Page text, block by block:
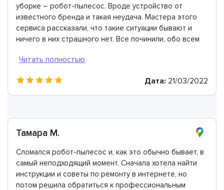
уборке – робот-пылесос. Вроде устройство от
известного бренда и такая неудача. Мастера этого
сервиса рассказали, что такие ситуации бывают и
ничего в них страшного нет. Все починили, обо всем
Дата: 21/03/2022
Тамара М.
Сломался робот-пылесос и, как это обычно бывает, в
самый неподходящий момент. Сначала хотела найти
инструкции и советы по ремонту в интернете, но
потом решила обратиться к профессиональным